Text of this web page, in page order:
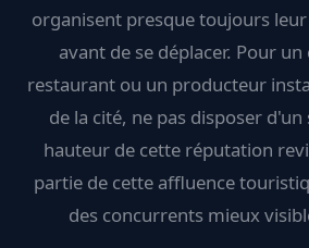
organisent presque toujours
avant de se déplacer. Pour
restaurant ou un producteur
de la cité, ne pas disposer
hauteur de cette réputation
partie de cette affluence
des concurrents mieux